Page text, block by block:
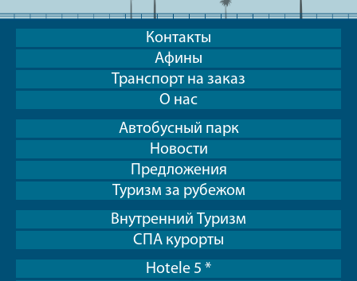
Контакты
Афины
Транспорт на заказ
О нас
Автобусный парк
Новости
Предложения
Туризм за рубежом
Внутренний Туризм
СПА курорты
Hotele 5 *